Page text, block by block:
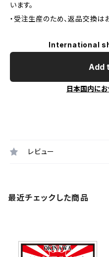
います。
・受注生産のため、返品交換は
International
Add
日本国内に
レビュー
最近チェックした商品